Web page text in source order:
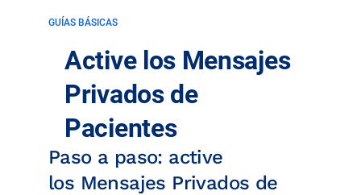
GUÍAS BÁSICAS
Active los Mensajes
Privados de
Pacientes
Paso a paso: active
los Mensajes Privados de